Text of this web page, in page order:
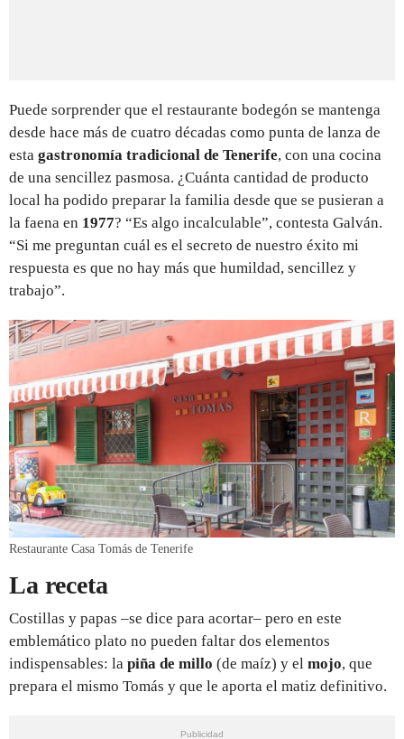
Puede sorprender que el restaurante bodegón se mantenga
desde hace más de cuatro décadas como punta de lanza de
esta gastronomía tradicional de Tenerife, con una cocina
de una sencillez pasmosa. ¿Cuánta cantidad de producto
local ha podido preparar la familia desde que se pusieran a
la faena en 1977? “Es algo incalculable”, contesta Galván.
“Si me preguntan cuál es el secreto de nuestro éxito mi
respuesta es que no hay más que humildad, sencillez y
trabajo”.
Restaurante Casa Tomás de Tenerife
La receta
Costillas y papas –se dice para acortar– pero en este
emblemático plato no pueden faltar dos elementos
indispensables: la piña de millo (de maíz) y el mojo, que
prepara el mismo Tomás y que le aporta el matiz definitivo.